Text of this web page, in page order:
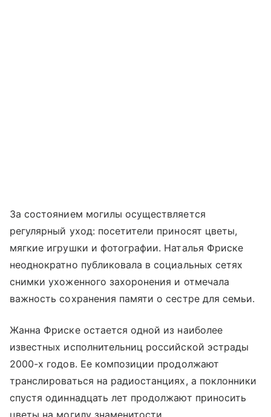
За состоянием могилы осуществляется
регулярный уход: посетители приносят цветы,
мягкие игрушки и фотографии. Наталья Фриске
неоднократно публиковала в социальных сетях
снимки ухоженного захоронения и отмечала
важность сохранения памяти о сестре для семьи.
Жанна Фриске остается одной из наиболее
известных исполнительниц российской эстрады
2000-х годов. Ее композиции продолжают
транслироваться на радиостанциях, а поклонники
спустя одиннадцать лет продолжают приносить